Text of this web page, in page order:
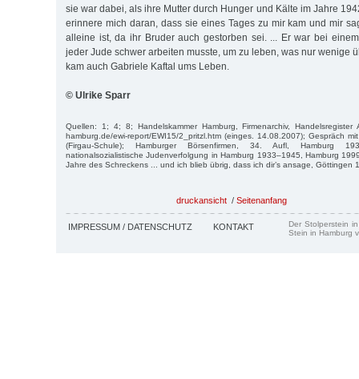
sie war dabei, als ihre Mutter durch Hunger und Kälte im Jahre
erinnere mich daran, dass sie eines Tages zu mir kam und mir
alleine ist, da ihr Bruder auch gestorben sei. ... Er war bei
jeder Jude schwer arbeiten musste, um zu leben, was nur wenige
kam auch Gabriele Kaftal ums Leben.
© Ulrike Sparr
Quellen: 1; 4; 8; Handelskammer Hamburg, Firmenarchiv, Handelsregister
hamburg.de/ewi-report/EWI15/2_pritzl.htm (einges. 14.08.2007); Gespräch
(Firgau-Schule); Hamburger Börsenfirmen, 34. Aufl, Hamburg
nationalsozialistische Judenverfolgung in Hamburg 1933–1945, Hamburg
Jahre des Schreckens ... und ich blieb übrig, dass ich dir’s ansage, Göttingen
druckansicht / Seitenanfang
IMPRESSUM / DATENSCHUTZ KONTAKT
Der Stolperstein
Stein in Hamburg